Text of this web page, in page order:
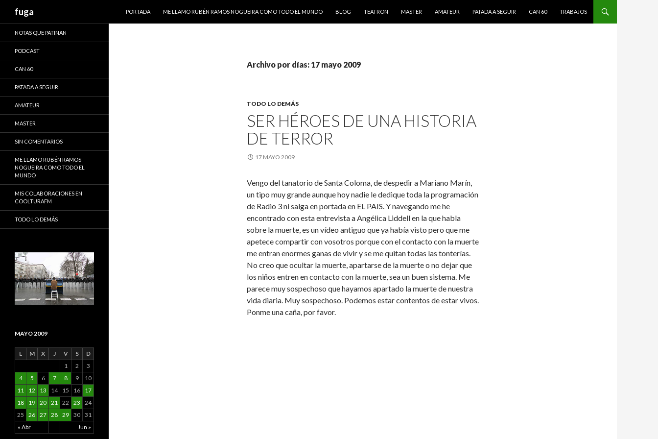
fuga
PORTADA
ME LLAMO RUBÉN RAMOS NOGUEIRA COMO TODO EL MUNDO BLOG TEATRON MASTER AMATEUR PATADA A SEGUIR CAN 60 TRABAJOS
Archivo por días: 17 mayo 2009
TODO LO DEMÁS
SER HÉROES DE UNA HISTORIA
DE TERROR
17 MAYO 2009
Vengo del tanatorio de Santa Coloma, de despedir a Mariano Marín,
un tipo muy grande aunque hoy nadie le dedique toda la programación
de Radio 3 ni salga en portada en EL PAIS. Y navegando me he
encontrado con esta entrevista a Angélica Liddell en la que habla
sobre la muerte, es un vídeo antiguo que ya había visto pero que me
apetece compartir con vosotros porque con el contacto con la muerte
me entran enormes ganas de vivir y se me quitan todas las tonterías.
No creo que ocultar la muerte, apartarse de la muerte o no dejar que
los niños entren en contacto con la muerte, sea un buen sistema. Me
parece muy sospechoso que hayamos apartado la muerte de nuestra
vida diaria. Muy sospechoso. Podemos estar contentos de estar vivos.
Ponme una caña, por favor.
NOTAS QUE PATINAN
PODCAST
CAN 60
PATADA A SEGUIR
AMATEUR
MASTER
SIN COMENTARIOS
ME LLAMO RUBÉN RAMOS
NOGUEIRA COMO TODO EL
MUNDO
MIS COLABORACIONES EN
COOLTURAFM
TODO LO DEMÁS
MAYO 2009
L M X J V S D
« Abr Jun »
1 2
3
4
5 6 7 8 9
10
11
12 13 14 15 16
17
18
19 20 21 22 23
24
25
26 27 28 29 30 31